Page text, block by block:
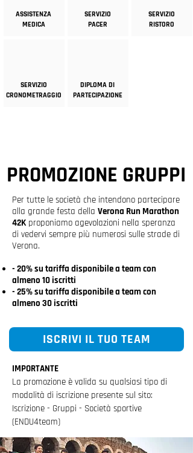
ASSISTENZA
MEDICA
SERVIZIO
CRONOMETRAGGIO
SERVIZIO
PACER
DIPLOMA DI
PARTECIPAZIONE
SERVIZIO
RISTORO
PROMOZIONE GRUPPI
Per tutte le società che intendono partecipare
alla grande festa della Verona Run Marathon
42K proponiamo agevolazioni nella speranza
di vedervi sempre più numerosi sulle strade di
Verona.
- 20% su tariffa disponibile a team con
almeno 10 iscritti
- 25% su tariffa disponibile a team con
almeno 30 iscritti
ISCRIVI IL TUO TEAM
IMPORTANTE
La promozione è valida su qualsiasi tipo di
modalità di iscrizione presente sul sito:
Iscrizione - Gruppi - Società sportive
(ENDU4team)